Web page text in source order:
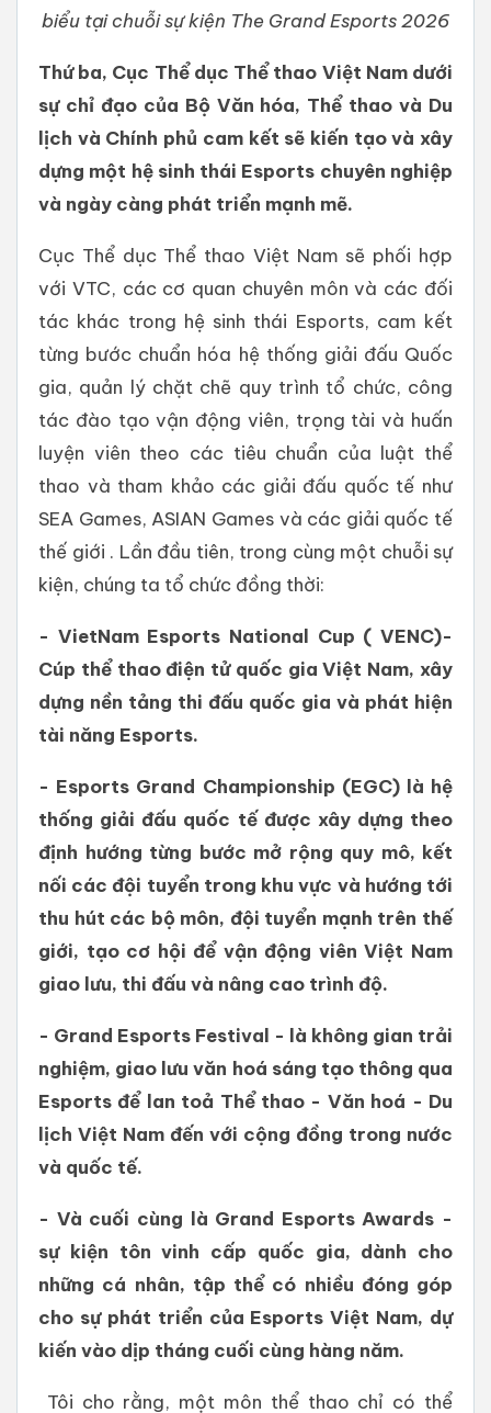
biểu tại chuỗi sự kiện The Grand Esports 2026
Thứ ba, Cục Thể dục Thể thao Việt Nam dưới
sự chỉ đạo của Bộ Văn hóa, Thể thao và Du
lịch và Chính phủ cam kết sẽ kiến tạo và xây
dựng một hệ sinh thái Esports chuyên nghiệp
và ngày càng phát triển mạnh mẽ.
Cục Thể dục Thể thao Việt Nam sẽ phối hợp
với VTC, các cơ quan chuyên môn và các đối
tác khác trong hệ sinh thái Esports, cam kết
từng bước chuẩn hóa hệ thống giải đấu Quốc
gia, quản lý chặt chẽ quy trình tổ chức, công
tác đào tạo vận động viên, trọng tài và huấn
luyện viên theo các tiêu chuẩn của luật thể
thao và tham khảo các giải đấu quốc tế như
SEA Games, ASIAN Games và các giải quốc tế
thế giới . Lần đầu tiên, trong cùng một chuỗi sự
kiện, chúng ta tổ chức đồng thời:
- VietNam Esports National Cup ( VENC)-
Cúp thể thao điện tử quốc gia Việt Nam, xây
dựng nền tảng thi đấu quốc gia và phát hiện
tài năng Esports.
- Esports Grand Championship (EGC) là hệ
thống giải đấu quốc tế được xây dựng theo
định hướng từng bước mở rộng quy mô, kết
nối các đội tuyển trong khu vực và hướng tới
thu hút các bộ môn, đội tuyển mạnh trên thế
giới, tạo cơ hội để vận động viên Việt Nam
giao lưu, thi đấu và nâng cao trình độ.
- Grand Esports Festival - là không gian trải
nghiệm, giao lưu văn hoá sáng tạo thông qua
Esports để lan toả Thể thao - Văn hoá - Du
lịch Việt Nam đến với cộng đồng trong nước
và quốc tế.
- Và cuối cùng là Grand Esports Awards -
sự kiện tôn vinh cấp quốc gia, dành cho
những cá nhân, tập thể có nhiều đóng góp
cho sự phát triển của Esports Việt Nam, dự
kiến vào dịp tháng cuối cùng hàng năm.
Tôi cho rằng, một môn thể thao chỉ có thể